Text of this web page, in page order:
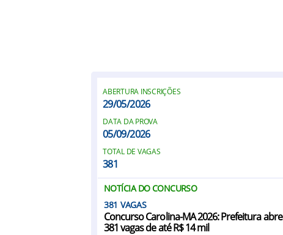
ABERTURA INSCRIÇÕES
29/05/2026
DATA DA PROVA
05/09/2026
TOTAL DE VAGAS
381
NOTÍCIA DO CONCURSO
381
Concurso Carolina-MA 2026: Prefeitura abre
381 vagas de até R$ 14 mil